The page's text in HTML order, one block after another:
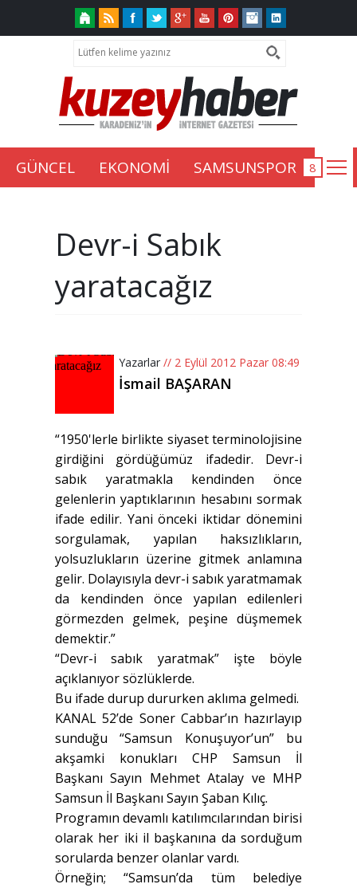
GÜNCEL EKONOMİ SAMSUNSPOR
Devr-i Sabık
yaratacağız
Yazarlar // 2 Eylül 2012 Pazar 08:49
İsmail BAŞARAN
“1950'lerle birlikte siyaset terminolojisine
girdiğini gördüğümüz ifadedir. Devr-i
sabık yaratmakla kendinden önce
gelenlerin yaptıklarının hesabını sormak
ifade edilir. Yani önceki iktidar dönemini
sorgulamak, yapılan haksızlıkların,
yolsuzlukların üzerine gitmek anlamına
gelir. Dolayısıyla devr-i sabık yaratmamak
da kendinden önce yapılan edilenleri
görmezden gelmek, peşine düşmemek
demektir.”
“Devr-i sabık yaratmak” işte böyle
açıklanıyor sözlüklerde.
Bu ifade durup dururken aklıma gelmedi.
KANAL 52’de Soner Cabbar’ın hazırlayıp
sunduğu “Samsun Konuşuyor’un” bu
akşamki konukları CHP Samsun İl
Başkanı Sayın Mehmet Atalay ve MHP
Samsun İl Başkanı Sayın Şaban Kılıç.
Programın devamlı katılımcılarından birisi
olarak her iki il başkanına da sorduğum
sorularda benzer olanlar vardı.
Örneğin; “Samsun’da tüm belediye